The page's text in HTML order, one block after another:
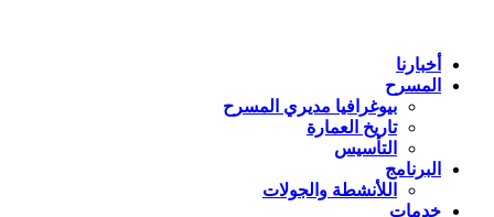
أخبارنا
المسرح
بيوغرافيا مديري المسرح
تاريخ العمارة
التأسيس
البرنامج
اللأنشطة والجولات
خدمات